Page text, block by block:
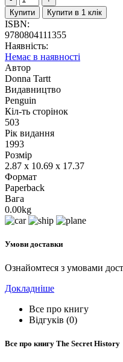
Купити Купити в 1 клік
ISBN:
9780804111355
Наявність:
Немає в наявності
Автор
Donna Tartt
Видавництво
Penguin
Кіл-ть сторінок
503
Рік видання
1993
Розмір
2.87 x 10.69 x 17.37
Формат
Paperback
Вага
0.00kg
Умови доставки
Ознайомтеся з умовами
Докладніше
Все про книгу
Відгуків (0)
Все про книгу The Secret History